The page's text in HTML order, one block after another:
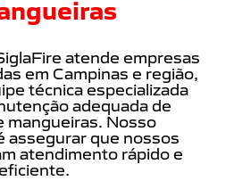
atende empresas
em Campinas e região,
técnica especializada
adequada de
mangueiras. Nosso
assegurar que nossos
atendimento rápido e